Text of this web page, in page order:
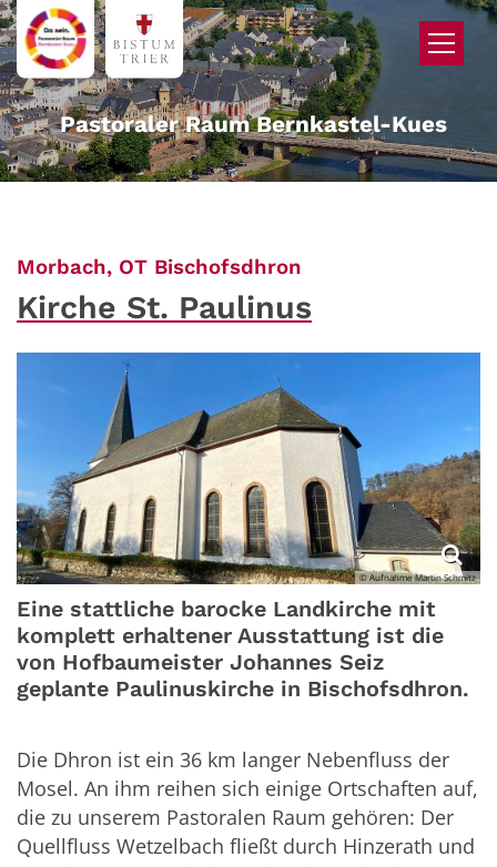
Zum Inhalt springen
Pastoraler Raum Bernkastel-Kues
Morbach, OT Bischofsdhron
Kirche St. Paulinus
© Aufnahme Martin Schmitz
Eine stattliche barocke Landkirche mit
komplett erhaltener Ausstattung ist die
von Hofbaumeister Johannes Seiz
geplante Paulinuskirche in Bischofsdhron.
Die Dhron ist ein 36 km langer Nebenfluss der
Mosel. An ihm reihen sich einige Ortschaften auf,
die zu unserem Pastoralen Raum gehören: Der
Quellfluss Wetzelbach fließt durch Hinzerath und